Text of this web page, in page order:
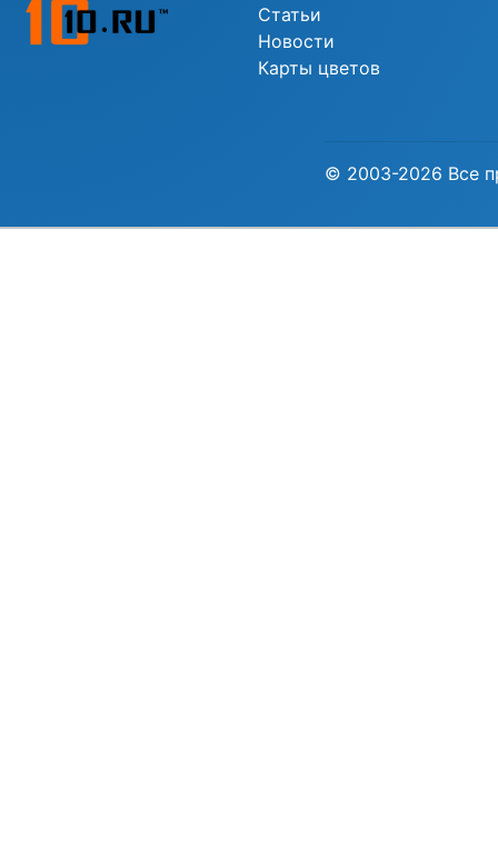
Статьи
Новости
Карты цветов
© 2003-2026 Все